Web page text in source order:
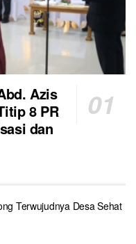
Azis
8 PR
dan
Terwujudnya Desa Sehat